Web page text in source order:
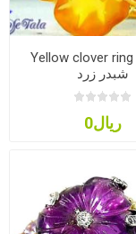
Yellow clover ring انگشتر
شبدر زرد
ریال0